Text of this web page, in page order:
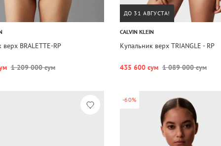
BRALETTE-RP
1 209 000 сум
ДО 31 АВГУСТА!
CALVIN KLEIN
Купальник верх TRIANGLE - RP
435 600 сум 1 089 000 сум
-60%